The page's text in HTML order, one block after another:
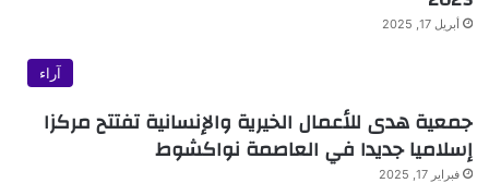
أبريل 17, 2025
آراء
جمعية هدى للأعمال الخيرية والإنسانية تفتتح مركزا
إسلاميا جديدا في العاصمة نواكشوط
فبراير 17, 2025